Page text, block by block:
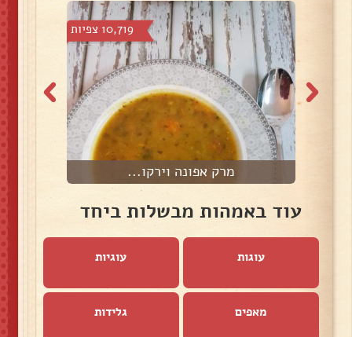
10,719 צפיות
מרק אפונה וירקו...
עוד באמהות מבשלות ביחד
עוגות עוגיות
מאפים גלידות